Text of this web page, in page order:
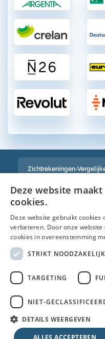
Zichtrekeningen-
Een volledig
© Copyright 2026 • Alle
Deze website
cookies.
Deze website gebruikt
verbeteren. Door onze
cookies in overeenstemming
STRIKT NOODZAKELIJK
TARGETING
NIET-
DETAILS WEERGEVEN
ALLES ACCEPTEREN